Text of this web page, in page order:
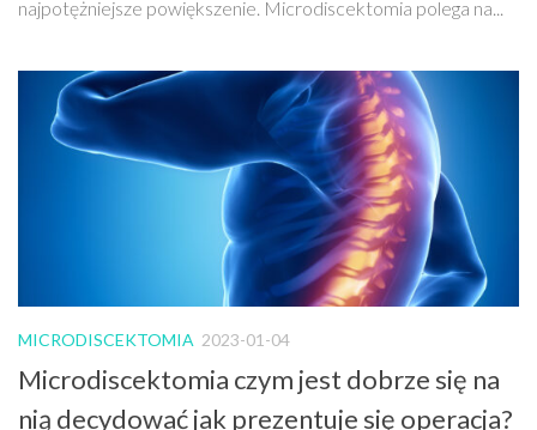
najpotężniejsze powiększenie. Microdiscektomia polega na...
MICRODISCEKTOMIA 2023-01-04
Microdiscektomia czym jest dobrze się na
nią decydować jak prezentuje się operacja?